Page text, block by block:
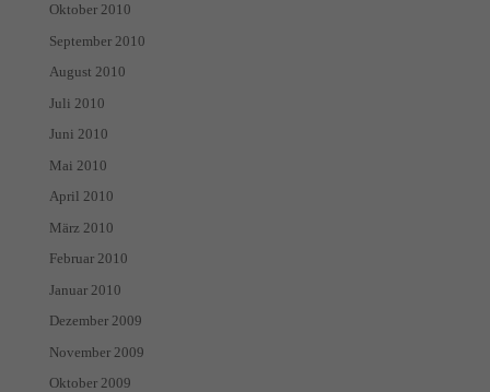
Oktober 2010
September 2010
August 2010
Juli 2010
Juni 2010
Mai 2010
April 2010
März 2010
Februar 2010
Januar 2010
Dezember 2009
November 2009
Oktober 2009